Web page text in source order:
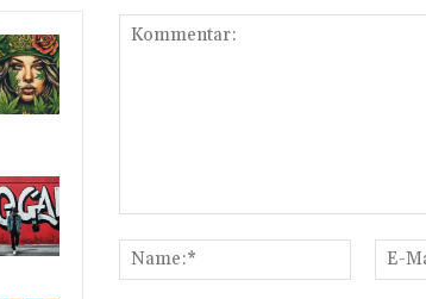
Name:*